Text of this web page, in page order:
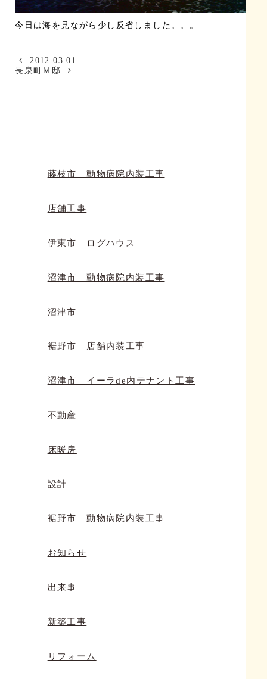
今日は海を見ながら少し反省しました。。。
2012.03.01
長泉町Ｍ邸
藤枝市 動物病院内装工事
店舗工事
伊東市 ログハウス
沼津市 動物病院内装工事
沼津市
裾野市 店舗内装工事
沼津市 イーラde内テナント工事
不動産
床暖房
設計
裾野市 動物病院内装工事
お知らせ
出来事
新築工事
リフォーム